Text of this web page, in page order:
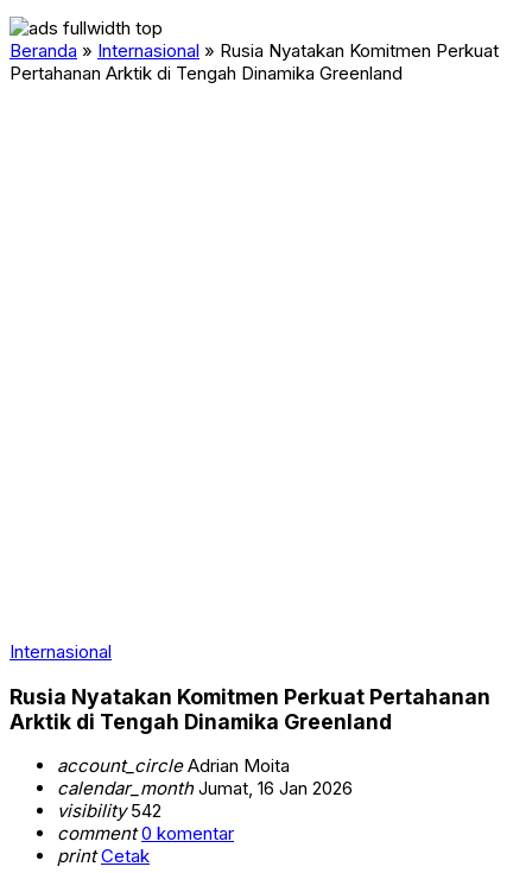
Beranda » Internasional » Rusia Nyatakan Komitmen Perkuat
Pertahanan Arktik di Tengah Dinamika Greenland
Internasional
Rusia Nyatakan Komitmen Perkuat Pertahanan
Arktik di Tengah Dinamika Greenland
account_circleAdrian Moita
calendar_monthJumat, 16 Jan 2026
visibility542
comment 0 komentar
print Cetak